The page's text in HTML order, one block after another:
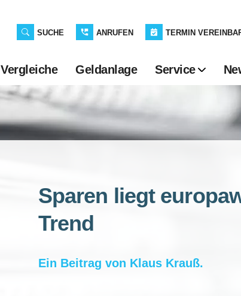
SUCHE ANRUFEN TERMIN
Vergleiche Geldanlage Service
Sparen liegt
Trend
Ein Beitrag von Klaus Krauß.